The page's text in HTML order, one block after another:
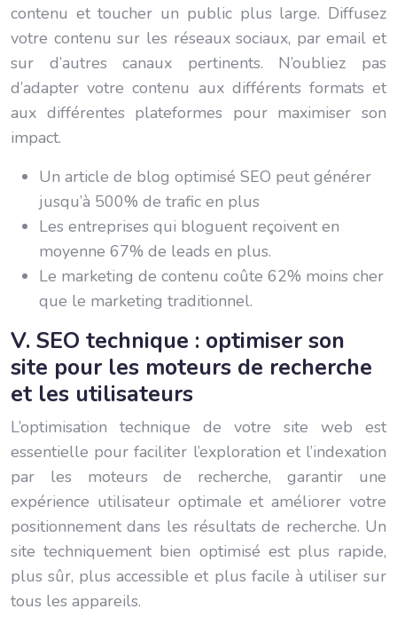
contenu et toucher un public plus large. Diffusez
votre contenu sur les réseaux sociaux, par email et
sur d’autres canaux pertinents. N’oubliez pas
d’adapter votre contenu aux différents formats et
aux différentes plateformes pour maximiser son
impact.
Un article de blog optimisé SEO peut générer
jusqu’à 500% de trafic en plus
Les entreprises qui bloguent reçoivent en
moyenne 67% de leads en plus.
Le marketing de contenu coûte 62% moins cher
que le marketing traditionnel.
V. SEO technique : optimiser son
site pour les moteurs de recherche
et les utilisateurs
L’optimisation technique de votre site web est
essentielle pour faciliter l’exploration et l’indexation
par les moteurs de recherche, garantir une
expérience utilisateur optimale et améliorer votre
positionnement dans les résultats de recherche. Un
site techniquement bien optimisé est plus rapide,
plus sûr, plus accessible et plus facile à utiliser sur
tous les appareils.